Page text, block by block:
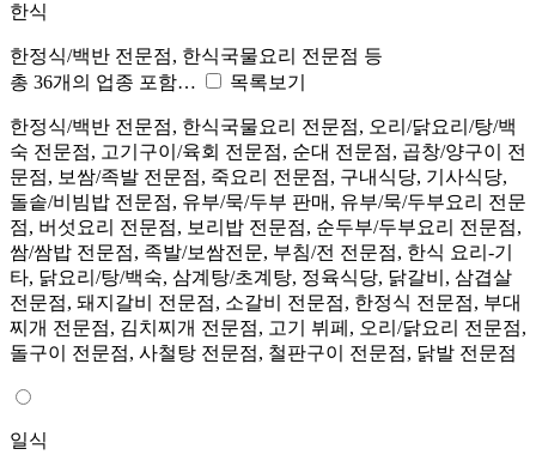
한식
한정식/백반 전문점, 한식국물요리 전문점 등
총 36개의 업종 포함…
목록보기
한정식/백반 전문점, 한식국물요리 전문점, 오리/닭요리/탕/백
숙 전문점, 고기구이/육회 전문점, 순대 전문점, 곱창/양구이 전
문점, 보쌈/족발 전문점, 죽요리 전문점, 구내식당, 기사식당,
돌솥/비빔밥 전문점, 유부/묵/두부 판매, 유부/묵/두부요리 전문
점, 버섯요리 전문점, 보리밥 전문점, 순두부/두부요리 전문점,
쌈/쌈밥 전문점, 족발/보쌈전문, 부침/전 전문점, 한식 요리-기
타, 닭요리/탕/백숙, 삼계탕/초계탕, 정육식당, 닭갈비, 삼겹살
전문점, 돼지갈비 전문점, 소갈비 전문점, 한정식 전문점, 부대
찌개 전문점, 김치찌개 전문점, 고기 뷔페, 오리/닭요리 전문점,
돌구이 전문점, 사철탕 전문점, 철판구이 전문점, 닭발 전문점
일식